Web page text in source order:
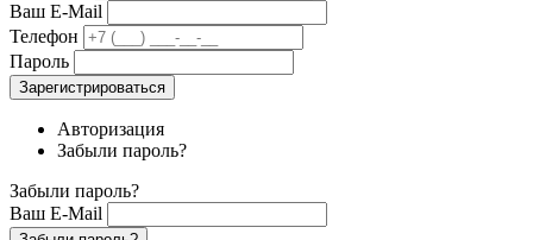
Ваш E-Mail
Телефон
Пароль
Зарегистрироваться
Авторизация
Забыли пароль?
Забыли пароль?
Ваш E-Mail